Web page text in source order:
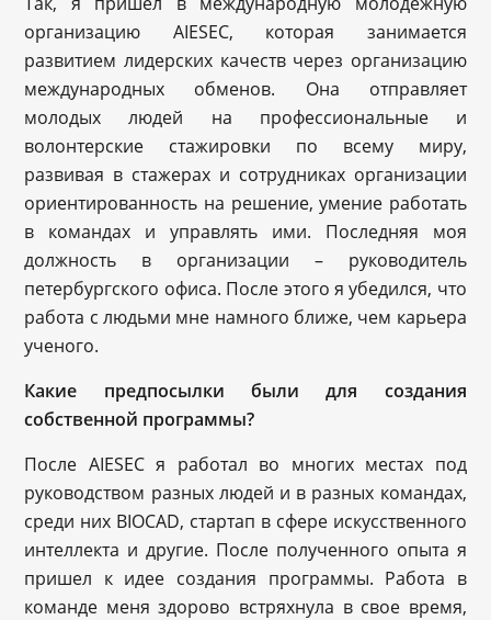
организацию AIESEC, которая занимается
развитием лидерских качеств через организацию
международных обменов. Она отправляет
молодых людей на профессиональные и
волонтерские стажировки по всему миру,
развивая в стажерах и сотрудниках организации
ориентированность на решение, умение работать
в командах и управлять ими. Последняя моя
должность в организации – руководитель
петербургского офиса. После этого я убедился, что
работа с людьми мне намного ближе, чем карьера
ученого.
Какие предпосылки были для создания
собственной программы?
После AIESEC я работал во многих местах под
руководством разных людей и в разных командах,
среди них BIOCAD, стартап в сфере искусственного
интеллекта и другие. После полученного опыта я
пришел к идее создания программы. Работа в
команде меня здорово встряхнула в свое время,